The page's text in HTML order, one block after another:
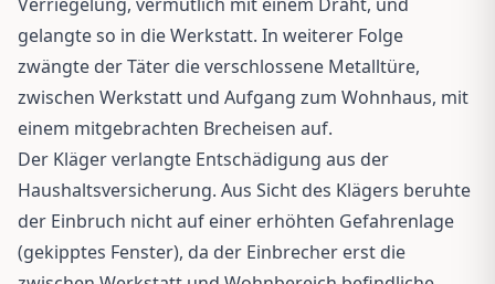
gelangte so in die Werkstatt. In weiterer Folge
zwängte der Täter die verschlossene Metalltüre,
zwischen Werkstatt und Aufgang zum Wohnhaus, mit
einem mitgebrachten Brecheisen auf.
Der Kläger verlangte Entschädigung aus der
Haushaltsversicherung. Aus Sicht des Klägers beruhte
der Einbruch nicht auf einer erhöhten Gefahrenlage
(gekipptes Fenster), da der Einbrecher erst die